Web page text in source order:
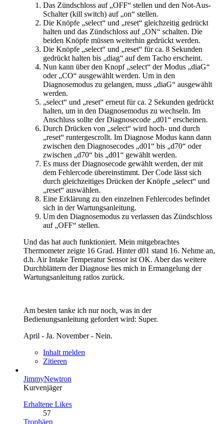
Das Zündschloss auf „OFF“ stellen und den Not-Aus-
Schalter (kill switch) auf „on“ stellen.
Die Knöpfe „select“ und „reset“ gleichzeitig gedrückt
halten und das Zündschloss auf „ON“ schalten. Die
beiden Knöpfe müssen weiterhin gedrückt werden.
Die Knöpfe „select“ und „reset“ für ca. 8 Sekunden
gedrückt halten bis „diag“ auf dem Tacho erscheint.
Nun kann über den Knopf „select“ der Modus „diaG“
oder „CO“ ausgewählt werden. Um in den
Diagnosemodus zu gelangen, muss „diaG“ ausgewählt
werden.
„select“ und „reset“ erneut für ca. 2 Sekunden gedrückt
halten, um in den Diagnosemodus zu wechseln. Im
Anschluss sollte der Diagnosecode „d01“ erscheinen.
Durch Drücken von „select“ wird hoch- und durch
„reset“ runtergescrollt. Im Diagnose Modus kann dann
zwischen den Diagnosecodes „d01“ bis „d70“ oder
zwischen „d70“ bis „d01“ gewählt werden.
Es muss der Diagnosecode gewählt werden, der mit
dem Fehlercode übereinstimmt. Der Code lässt sich
durch gleichzeitiges Drücken der Knöpfe „select“ und
„reset“ auswählen.
Eine Erklärung zu den einzelnen Fehlercodes befindet
sich in der Wartungsanleitung.
Um den Diagnosemodus zu verlassen das Zündschloss
auf „OFF“ stellen.
Und das hat auch funktioniert. Mein mitgebrachtes
Thermometer zeigte 16 Grad. Hinter d01 stand 16. Nehme an,
d.h. Air Intake Temperatur Sensor ist OK. Aber das weitere
Durchblättern der Diagnose lies mich in Ermangelung der
Wartungsanleitung ratlos zurück.
Am besten tanke ich nur noch, was in der
Bedienungsanleitung gefordert wird: Super.
April - Ja. November - Nein.
Inhalt melden
Zitieren
JimmyNewtron
Kurvenjäger
Erhaltene Likes
57
Trophäen